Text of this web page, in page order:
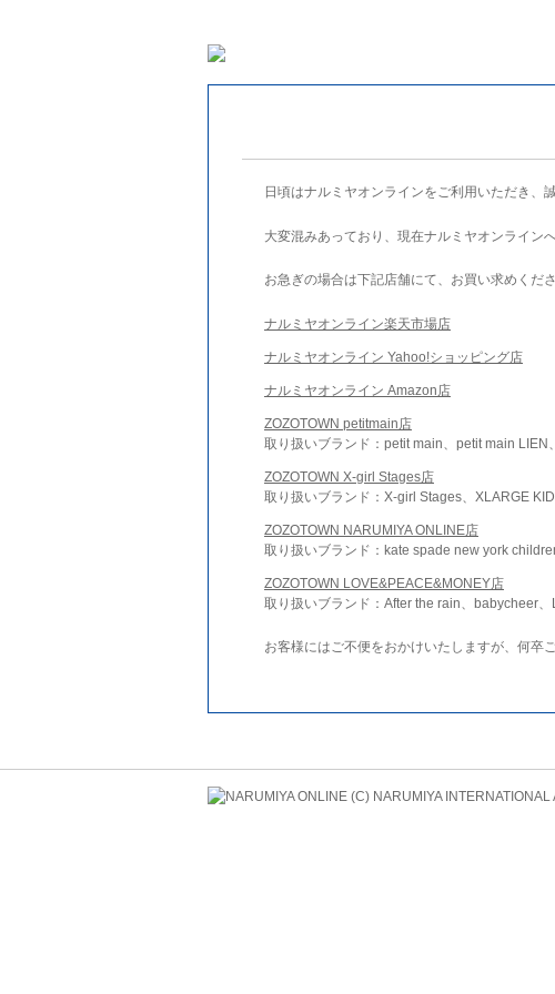
日頃はナルミヤオンラインをご利用いただき、
大変混みあっており、現在ナルミヤオンライン
お急ぎの場合は下記店舗にて、お買い求めくださ
ナルミヤオンライン楽天市場店
ナルミヤオンライン Yahoo!ショッピング店
ナルミヤオンライン Amazon店
ZOZOTOWN petitmain店
取り扱いブランド：petit main、petit main LIEN
ZOZOTOWN X-girl Stages店
取り扱いブランド：X-girl Stages、XLARGE
ZOZOTOWN NARUMIYA ONLINE店
取り扱いブランド：kate spade new york
ZOZOTOWN LOVE&PEACE&MONEY店
取り扱いブランド：After the rain、babycheer
お客様にはご不便をおかけいたしますが、何卒